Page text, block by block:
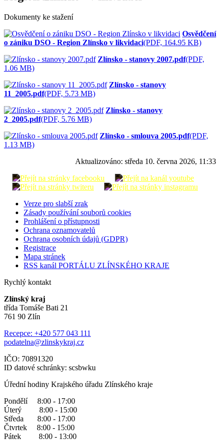
Dokumenty ke stažení
Osvědčení
o zániku DSO - Region Zlínsko v likvidaci(PDF, 164.95 KB)
Zlínsko - stanovy 2007.pdf(PDF,
1.06 MB)
Zlínsko - stanovy
11_2005.pdf(PDF, 5.73 MB)
Zlínsko - stanovy
2_2005.pdf(PDF, 5.76 MB)
Zlínsko - smlouva 2005.pdf(PDF,
1.13 MB)
Aktualizováno: středa 10. června 2026, 11:33
Verze pro slabší zrak
Zásady používání souborů cookies
Prohlášení o přístupnosti
Ochrana oznamovatelů
Ochrana osobních údajů (GDPR)
Registrace
Mapa stránek
RSS kanál PORTÁLU ZLÍNSKÉHO KRAJE
Rychlý kontakt
Zlínský kraj
třída Tomáše Bati 21
761 90 Zlín
Recepce: +420 577 043 111
podatelna@zlinskykraj.cz
IČO: 70891320
ID datové schránky: scsbwku
Úřední hodiny Krajského úřadu Zlínského kraje
Pondělí 8:00 - 17:00
Úterý 8:00 - 15:00
Středa 8:00 - 17:00
Čtvrtek 8:00 - 15:00
Pátek 8:00 - 13:00